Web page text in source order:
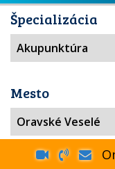
Špecializácia
Mesto